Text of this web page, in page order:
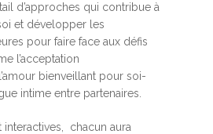
d’approches qui contribue à
et développer les
pour faire face aux défis
l’acceptation
bienveillant pour soi-
intime entre partenaires.
interactives, chacun aura